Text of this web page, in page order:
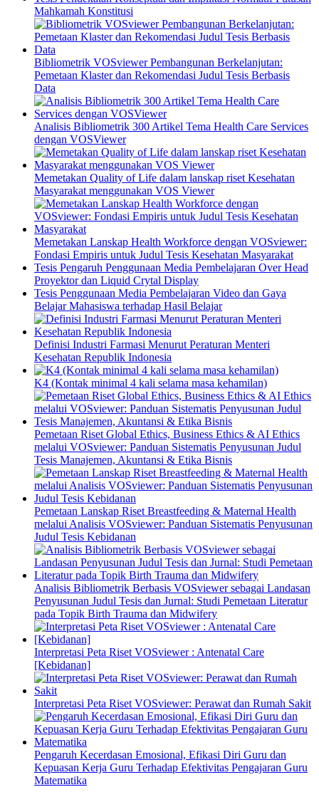
Mahkamah Konstitusi
Bibliometrik VOSviewer Pembangunan Berkelanjutan:
Pemetaan Klaster dan Rekomendasi Judul Tesis Berbasis
Data
Analisis Bibliometrik 300 Artikel Tema Health Care Services
dengan VOSViewer
Memetakan Quality of Life dalam lanskap riset Kesehatan
Masyarakat menggunakan VOS Viewer
Memetakan Lanskap Health Workforce dengan VOSviewer:
Fondasi Empiris untuk Judul Tesis Kesehatan Masyarakat
Tesis Pengaruh Penggunaan Media Pembelajaran Over Head
Proyektor dan Liquid Crytal Display
Tesis Penggunaan Media Pembelajaran Video dan Gaya
Belajar Mahasiswa terhadap Hasil Belajar
Definisi Industri Farmasi Menurut Peraturan Menteri
Kesehatan Republik Indonesia
K4 (Kontak minimal 4 kali selama masa kehamilan)
Pemetaan Riset Global Ethics, Business Ethics & AI Ethics
melalui VOSviewer: Panduan Sistematis Penyusunan Judul
Tesis Manajemen, Akuntansi & Etika Bisnis
Pemetaan Lanskap Riset Breastfeeding & Maternal Health
melalui Analisis VOSviewer: Panduan Sistematis Penyusunan
Judul Tesis Kebidanan
Analisis Bibliometrik Berbasis VOSviewer sebagai Landasan
Penyusunan Judul Tesis dan Jurnal: Studi Pemetaan Literatur
pada Topik Birth Trauma dan Midwifery
Interpretasi Peta Riset VOSviewer : Antenatal Care
[Kebidanan]
Interpretasi Peta Riset VOSviewer: Perawat dan Rumah Sakit
Pengaruh Kecerdasan Emosional, Efikasi Diri Guru dan
Kepuasan Kerja Guru Terhadap Efektivitas Pengajaran Guru
Matematika